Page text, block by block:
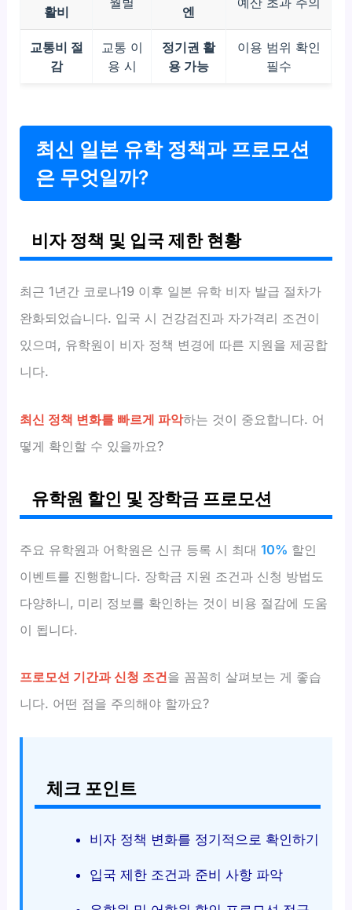
활비
엔
교통비 절
감
교통 이
용 시
정기권 활
용 가능
이용 범위 확인
필수
최신 일본 유학 정책과 프로모션
은 무엇일까?
비자 정책 및 입국 제한 현황
최근 1년간 코로나19 이후 일본 유학 비자 발급 절차가
완화되었습니다. 입국 시 건강검진과 자가격리 조건이
있으며, 유학원이 비자 정책 변경에 따른 지원을 제공합
니다.
최신 정책 변화를 빠르게 파악하는 것이 중요합니다. 어
떻게 확인할 수 있을까요?
유학원 할인 및 장학금 프로모션
주요 유학원과 어학원은 신규 등록 시 최대10% 할인
이벤트를 진행합니다. 장학금 지원 조건과 신청 방법도
다양하니, 미리 정보를 확인하는 것이 비용 절감에 도움
이 됩니다.
프로모션 기간과 신청 조건을 꼼꼼히 살펴보는 게 좋습
니다. 어떤 점을 주의해야 할까요?
체크 포인트
비자 정책 변화를 정기적으로 확인하기
입국 제한 조건과 준비 사항 파악